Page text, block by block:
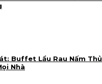
Buffet Lẩu Rau Nấm Thủ
Nhà